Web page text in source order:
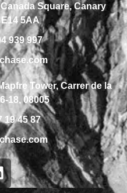
Square, Canary
5AA
939 997
Tower, Carrer de la
18, 08005
19 45 87